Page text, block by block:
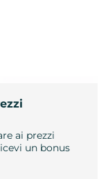
ai prezzi
un bonus